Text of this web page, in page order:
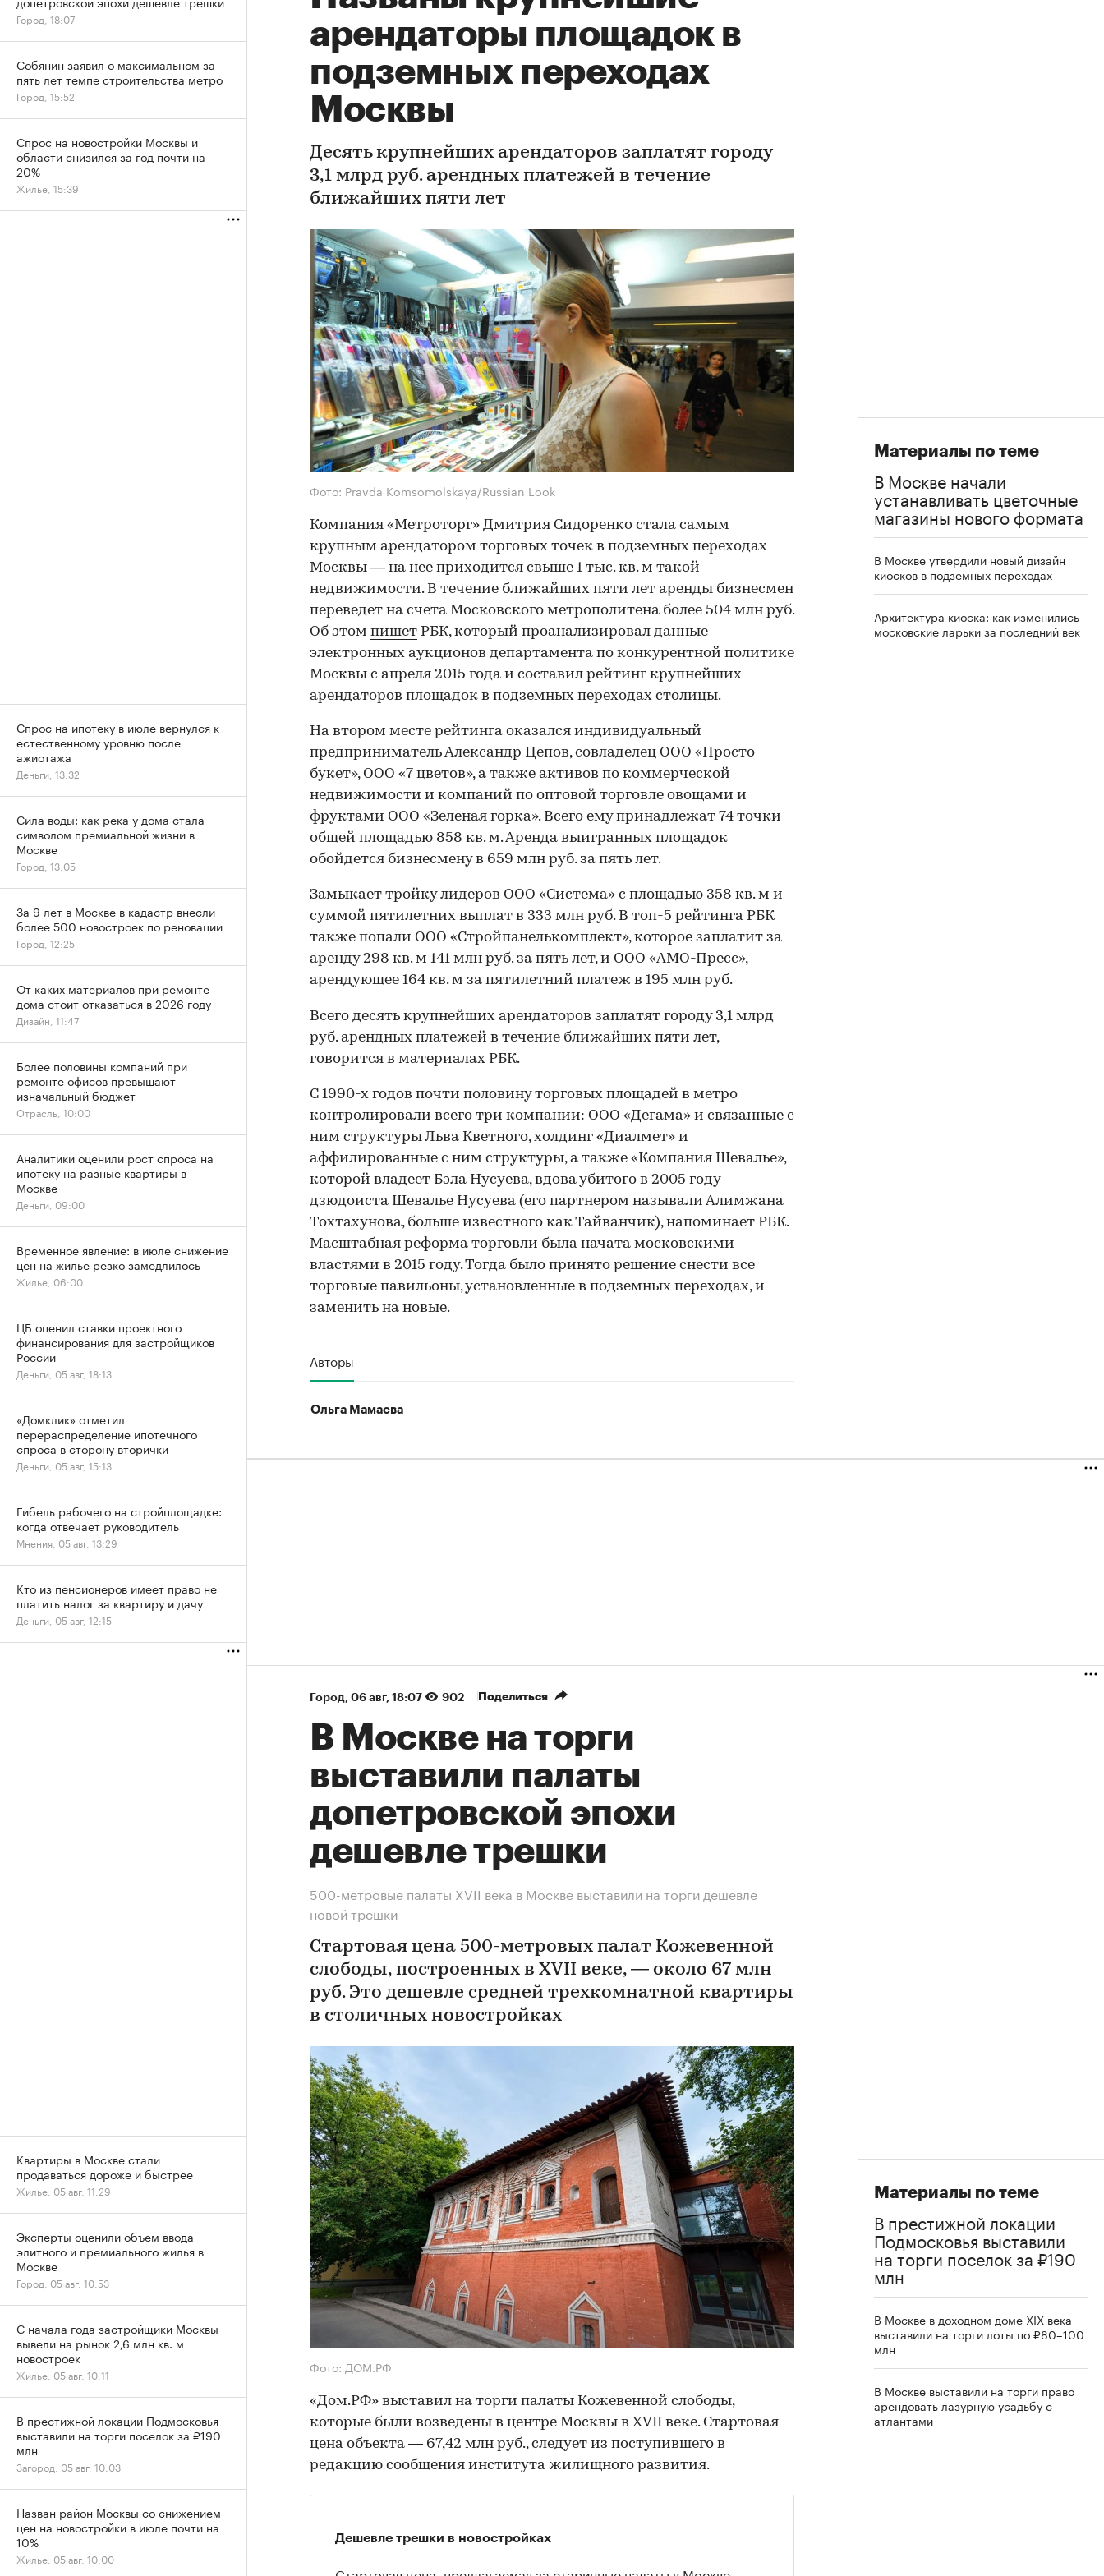
арендаторы площадок в
подземных переходах
Москвы
Десять крупнейших арендаторов заплатят городу
3,1 млрд руб. арендных платежей в течение
ближайших пяти лет
Фото: Pravda Komsomolskaya/Russian Look
Компания «Метроторг» Дмитрия Сидоренко стала самым
крупным арендатором торговых точек в подземных переходах
Москвы — на нее приходится свыше 1 тыс. кв. м такой
недвижимости. В течение ближайших пяти лет аренды бизнесмен
переведет на счета Московского метрополитена более 504 млн руб.
Об этом пишет РБК, который проанализировал данные
электронных аукционов департамента по конкурентной политике
Москвы с апреля 2015 года и составил рейтинг крупнейших
арендаторов площадок в подземных переходах столицы.
На втором месте рейтинга оказался индивидуальный
предприниматель Александр Цепов, совладелец ООО «Просто
букет», ООО «7 цветов», а также активов по коммерческой
недвижимости и компаний по оптовой торговле овощами и
фруктами ООО «Зеленая горка». Всего ему принадлежат 74 точки
общей площадью 858 кв. м. Аренда выигранных площадок
обойдется бизнесмену в 659 млн руб. за пять лет.
Замыкает тройку лидеров ООО «Система» с площадью 358 кв. м и
суммой пятилетних выплат в 333 млн руб. В топ-5 рейтинга РБК
также попали ООО «Стройпанелькомплект», которое заплатит за
аренду 298 кв. м 141 млн руб. за пять лет, и ООО «АМО-Пресс»,
арендующее 164 кв. м за пятилетний платеж в 195 млн руб.
00:00
Всего десять крупнейших арендаторов заплатят городу 3,1 млрд
руб. арендных платежей в течение ближайших пяти лет,
говорится в материалах РБК.
С 1990-х годов почти половину торговых площадей в метро
контролировали всего три компании: ООО «Дегама» и связанные с
ним структуры Льва Кветного, холдинг «Диалмет» и
аффилированные с ним структуры, а также «Компания Шевалье»,
которой владеет Бэла Нусуева, вдова убитого в 2005 году
дзюдоиста Шевалье Нусуева (его партнером называли Алимжана
Тохтахунова, больше известного как Тайванчик), напоминает РБК.
Масштабная реформа торговли была начата московскими
властями в 2015 году. Тогда было принято решение снести все
торговые павильоны, установленные в подземных переходах, и
заменить на новые.
Авторы
Ольга Мамаева
Материалы по теме
В Москве начали
устанавливать цветочные
магазины нового формата
В Москве утвердили новый дизайн
киосков в подземных переходах
Архитектура киоска: как изменились
московские ларьки за последний век
Город⁠, 06 авг, 18:07 902 Поделиться
В Москве на торги
выставили палаты
допетровской эпохи
дешевле трешки
500-метровые палаты XVII века в Москве выставили на торги дешевле
новой трешки
Стартовая цена 500-метровых палат Кожевенной
слободы, построенных в XVII веке, — около 67 млн
руб. Это дешевле средней трехкомнатной квартиры
в столичных новостройках
Фото: ДОМ.РФ
«Дом.РФ» выставил на торги палаты Кожевенной слободы,
которые были возведены в центре Москвы в XVII веке. Стартовая
цена объекта — 67,42 млн руб., следует из поступившего в
редакцию сообщения института жилищного развития.
Дешевле трешки в новостройках
Материалы по теме
В престижной локации
Подмосковья выставили
на торги поселок за ₽190
млн
В Москве в доходном доме XIX века
выставили на торги лоты по ₽80–100
млн
В Москве выставили на торги право
арендовать лазурную усадьбу с
атлантами
Город, 18:07
Собянин заявил о максимальном за
пять лет темпе строительства метро
Город, 15:52
Спрос на новостройки Москвы и
области снизился за год почти на
20%
Жилье, 15:39
Спрос на ипотеку в июле вернулся к
естественному уровню после
ажиотажа
Деньги, 13:32
Сила воды: как река у дома стала
символом премиальной жизни в
Москве
Город, 13:05
За 9 лет в Москве в кадастр внесли
более 500 новостроек по реновации
Город, 12:25
От каких материалов при ремонте
дома стоит отказаться в 2026 году
Дизайн, 11:47
Более половины компаний при
ремонте офисов превышают
изначальный бюджет
Отрасль, 10:00
Аналитики оценили рост спроса на
ипотеку на разные квартиры в
Москве
Деньги, 09:00
Временное явление: в июле снижение
цен на жилье резко замедлилось
Жилье, 06:00
ЦБ оценил ставки проектного
финансирования для застройщиков
России
Деньги, 05 авг, 18:13
«Домклик» отметил
перераспределение ипотечного
спроса в сторону вторички
Деньги, 05 авг, 15:13
Гибель рабочего на стройплощадке:
когда отвечает руководитель
Мнения, 05 авг, 13:29
Кто из пенсионеров имеет право не
платить налог за квартиру и дачу
Деньги, 05 авг, 12:15
Квартиры в Москве стали
продаваться дороже и быстрее
Жилье, 05 авг, 11:29
Эксперты оценили объем ввода
элитного и премиального жилья в
Москве
Город, 05 авг, 10:53
С начала года застройщики Москвы
вывели на рынок 2,6 млн кв. м
новостроек
Жилье, 05 авг, 10:11
В престижной локации Подмосковья
выставили на торги поселок за ₽190
млн
Загород, 05 авг, 10:03
Назван район Москвы со снижением
цен на новостройки в июле почти на
10%
Жилье, 05 авг, 10:00